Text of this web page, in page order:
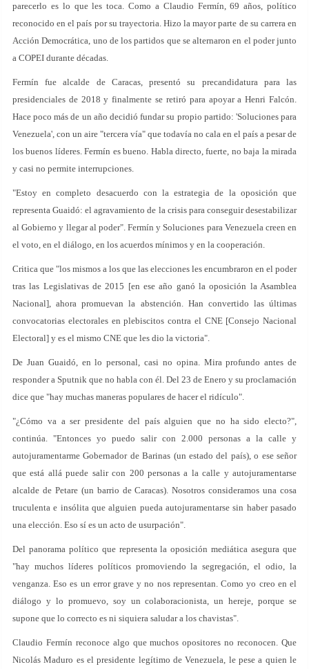
parecerlo es lo que les toca. Como a Claudio Fermín, 69 años, político
reconocido en el país por su trayectoria. Hizo la mayor parte de su carrera en
Acción Democrática, uno de los partidos que se alternaron en el poder junto
a COPEI durante décadas.
Fermín fue alcalde de Caracas, presentó su precandidatura para las
presidenciales de 2018 y finalmente se retiró para apoyar a Henri Falcón.
Hace poco más de un año decidió fundar su propio partido: 'Soluciones para
Venezuela', con un aire "tercera vía" que todavía no cala en el país a pesar de
los buenos líderes. Fermín es bueno. Habla directo, fuerte, no baja la mirada
y casi no permite interrupciones.
"Estoy en completo desacuerdo con la estrategia de la oposición que
representa Guaidó: el agravamiento de la crisis para conseguir desestabilizar
al Gobierno y llegar al poder". Fermín y Soluciones para Venezuela creen en
el voto, en el diálogo, en los acuerdos mínimos y en la cooperación.
Critica que "los mismos a los que las elecciones les encumbraron en el poder
tras las Legislativas de 2015 [en ese año ganó la oposición la Asamblea
Nacional], ahora promuevan la abstención. Han convertido las últimas
convocatorias electorales en plebiscitos contra el CNE [Consejo Nacional
Electoral] y es el mismo CNE que les dio la victoria".
De Juan Guaidó, en lo personal, casi no opina. Mira profundo antes de
responder a Sputnik que no habla con él. Del 23 de Enero y su proclamación
dice que "hay muchas maneras populares de hacer el ridículo".
"¿Cómo va a ser presidente del país alguien que no ha sido electo?",
continúa. "Entonces yo puedo salir con 2.000 personas a la calle y
autojuramentarme Gobernador de Barinas (un estado del país), o ese señor
que está allá puede salir con 200 personas a la calle y autojuramentarse
alcalde de Petare (un barrio de Caracas). Nosotros consideramos una cosa
truculenta e insólita que alguien pueda autojuramentarse sin haber pasado
una elección. Eso sí es un acto de usurpación".
Del panorama político que representa la oposición mediática asegura que
"hay muchos líderes políticos promoviendo la segregación, el odio, la
venganza. Eso es un error grave y no nos representan. Como yo creo en el
diálogo y lo promuevo, soy un colaboracionista, un hereje, porque se
supone que lo correcto es ni siquiera saludar a los chavistas".
Claudio Fermín reconoce algo que muchos opositores no reconocen. Que
Nicolás Maduro es el presidente legítimo de Venezuela, le pese a quien le